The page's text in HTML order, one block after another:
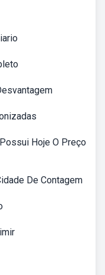
Hoje O Preço
De Contagem